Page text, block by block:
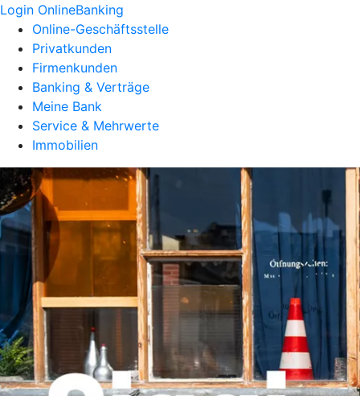
Login OnlineBanking
Online-Geschäftsstelle
Privatkunden
Firmenkunden
Banking & Verträge
Meine Bank
Service & Mehrwerte
Immobilien